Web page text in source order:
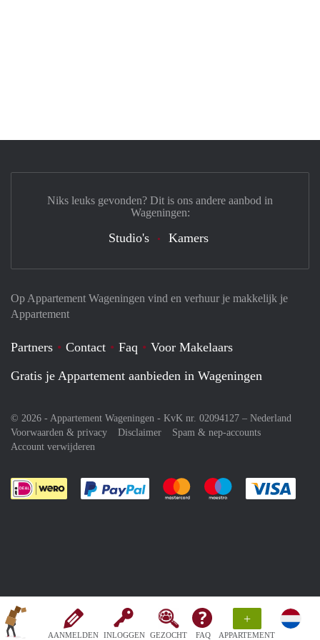
AANMELDEN INLOGGEN GEZOCHT FAQ
+
APPARTEMENT
Op Appartement Wageningen vind en verhuur je makkelijk je
Appartement
Partners Contact Faq
Voor Makelaars
Gratis je Appartement aanbieden in Wageningen
© 2026 - Appartement Wageningen - KvK nr. 02094127 – Nederland
Voorwaarden & privacy
Disclaimer
Spam & nep-accounts
Account verwijderen
Je rekent gemakkelijk af met Paypal
Je rekent gemakkelijk af met
Je rekent
Niks leuks gevonden? Dit is ons andere aanbod in
Wageningen:
Studio's Kamers